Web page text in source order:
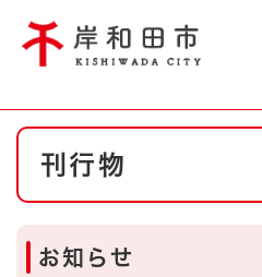
やさしい日本語
文字サイズ 標準
防災・緊急情報
ハザードマップ
本
刊行物
お知らせ